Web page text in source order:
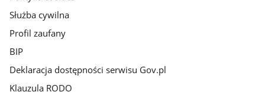
Służba cywilna
Profil zaufany
BIP
Deklaracja dostępności serwisu Gov.pl
Klauzula RODO